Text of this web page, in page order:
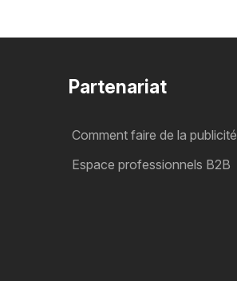
Partenariat
Comment faire de la publicité
Espace professionnels B2B